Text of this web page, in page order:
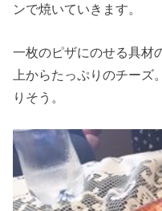
ンで焼いていきます。
一枚のピザにのせる具材
上からたっぷりのチー
りそう。